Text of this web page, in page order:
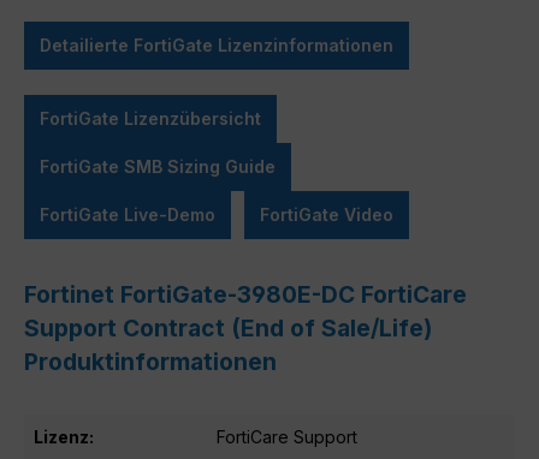
Detailierte FortiGate Lizenzinformationen
FortiGate Lizenzübersicht
FortiGate SMB Sizing Guide
FortiGate Live-Demo FortiGate Video
Fortinet FortiGate-3980E-DC FortiCare
Support Contract (End of Sale/Life)
Produktinformationen
Lizenz: FortiCare Support